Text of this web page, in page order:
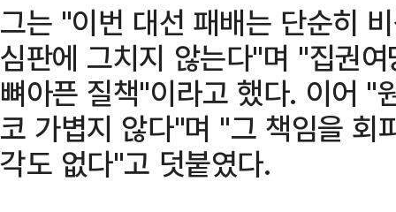
그는 "이번 대선 패배는 단순히
심판에 그치지 않는다"며 "집권
뼈아픈 질책"이라고 했다. 이어 "
코 가볍지 않다"며 "그 책임을 회
각도 없다"고 덧붙였다.